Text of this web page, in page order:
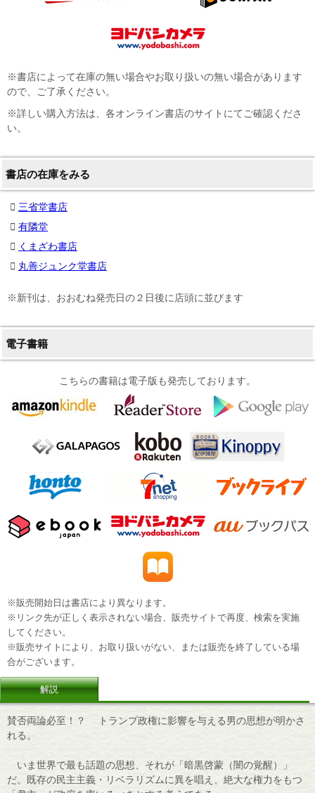
※書店によって在庫の無い場合やお取り扱いの無い場合があります
ので、ご了承ください。
※詳しい購入方法は、各オンライン書店のサイトにてご確認くださ
い。
書店の在庫をみる
三省堂書店
有隣堂
くまざわ書店
丸善ジュンク堂書店
※新刊は、おおむね発売日の２日後に店頭に並びます
電子書籍
こちらの書籍は電子版も発売しております。
※販売開始日は書店により異なります。
※リンク先が正しく表示されない場合、販売サイトで再度、検索を実施
してください。
※販売サイトにより、お取り扱いがない、または販売を終了している場
合がございます。
解説
賛否両論必至！？ トランプ政権に影響を与える男の思想が明かさ
れる。
いま世界で最も話題の思想、それが「暗黒啓蒙（闇の覚醒）」
だ。既存の民主主義・リベラリズムに異を唱え、絶大な権力をもつ